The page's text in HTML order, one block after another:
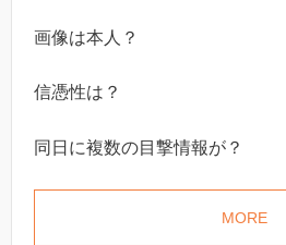
画像は本人？
信憑性は？
同日に複数の目撃情報が？
MORE